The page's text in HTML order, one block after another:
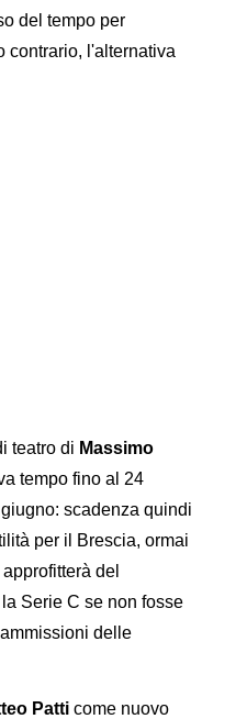
del tempo per
contrario, l'alternativa
teatro di Massimo
tempo fino al 24
scadenza quindi
per il Brescia, ormai
del
Serie C se non fosse
delle
Patti come nuovo